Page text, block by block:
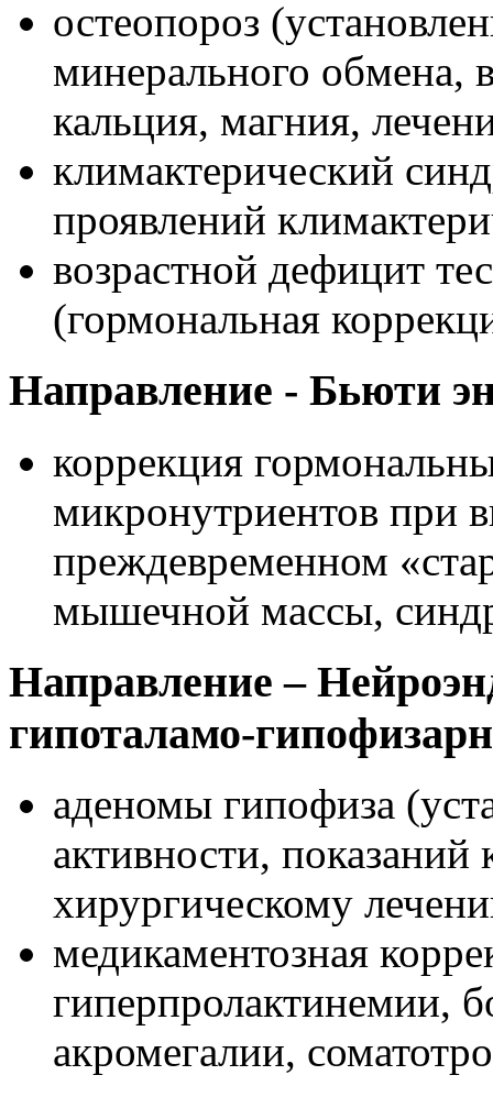
остеопороз
минерального обмена,
кальция, магния,
климактерический
проявлений
возрастной дефицит
(гормональная
Направление - Бьюти
коррекция
микронутриентов при
преждевременном
мышечной массы,
Направление –
гипоталамо-
аденомы гипофиза
активности,
хирургическому
медикаментозная
гиперпролактинемии,
акромегалии,